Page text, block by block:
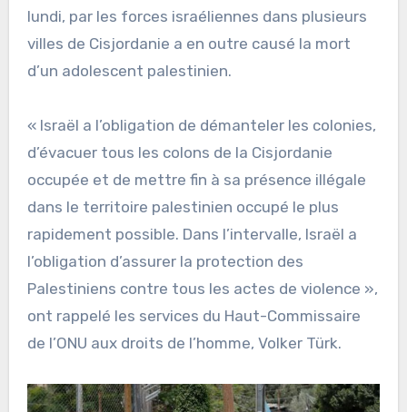
lundi, par les forces israéliennes dans plusieurs
villes de Cisjordanie a en outre causé la mort
d’un adolescent palestinien.
« Israël a l’obligation de démanteler les colonies,
d’évacuer tous les colons de la Cisjordanie
occupée et de mettre fin à sa présence illégale
dans le territoire palestinien occupé le plus
rapidement possible. Dans l’intervalle, Israël a
l’obligation d’assurer la protection des
Palestiniens contre tous les actes de violence »,
ont rappelé les services du Haut-Commissaire
de l’ONU aux droits de l’homme, Volker Türk.